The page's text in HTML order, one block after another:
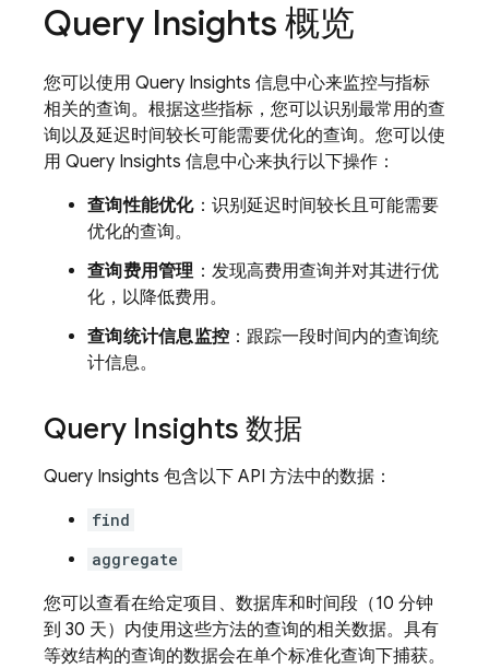
Query Insights 概览
您可以使用 Query Insights 信息中心来监控与指标
相关的查询。根据这些指标，您可以识别最常用的查
询以及延迟时间较长可能需要优化的查询。您可以使
用 Query Insights 信息中心来执行以下操作：
查询性能优化：识别延迟时间较长且可能需要
优化的查询。
查询费用管理：发现高费用查询并对其进行优
化，以降低费用。
查询统计信息监控 ：跟踪一段时间内的查询统
计信息。
Query Insights 数据
Query Insights 包含以下 API 方法中的数据：
find
aggregate
您可以查看在给定项目、数据库和时间段（10 分钟
到 30 天）内使用这些方法的查询的相关数据。具有
等效结构的查询的数据会在单个标准化查询下捕获。